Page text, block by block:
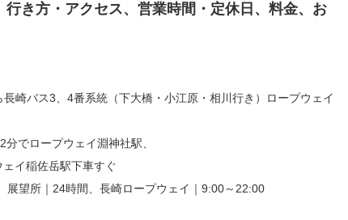
行き方・アクセス、営業時間・定休日、料金、お
崎バス3、4番系統（下大橋・小江原・相川行き）ロープウェイ
でロープウェイ淵神社駅、
イ稲佐岳駅下車すぐ
展望所｜24時間、長崎ロープウェイ｜9:00～22:00